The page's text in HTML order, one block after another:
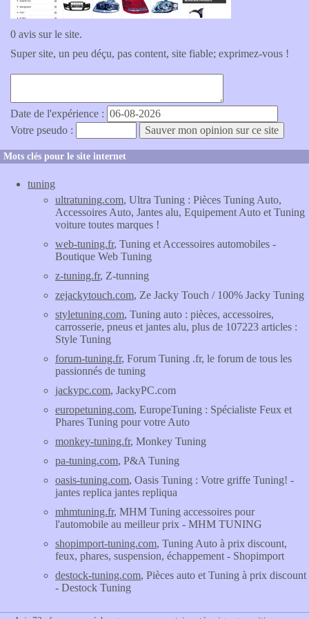
0 avis sur le site.
Super site, un peu déçu, pas content, site fiable; exprimez-vous !
Date de l'expérience :
Votre pseudo :
Mots clés pour le site internet
tuning
ultratuning.com, Ultra Tuning : Pièces Tuning Auto,
Accessoires Auto, Jantes alu, Equipement Auto et Tuning
voiture toutes marques !
web-tuning.fr, Tuning et Accessoires automobiles -
Boutique Web Tuning
z-tuning.fr, Z-tunning
zejackytouch.com, Ze Jacky Touch / 100% Jacky Tuning
styletuning.com, Tuning auto : pièces, accessoires,
carrosserie, pneus et jantes alu, plus de 107223 articles :
Style Tuning
forum-tuning.fr, Forum Tuning .fr, le forum de tous les
passionnés de tuning
jackypc.com, JackyPC.com
europetuning.com, EuropeTuning : Spécialiste Feux et
Phares Tuning pour votre Auto
monkey-tuning.fr, Monkey Tuning
pa-tuning.com, P&A Tuning
oasis-tuning.com, Oasis Tuning : Votre griffe Tuning! -
jantes replica jantes repliqua
mhmtuning.fr, MHM Tuning accessoires pour
l'automobile au meilleur prix - MHM TUNING
shopimport-tuning.com, Tuning Auto à prix discount,
feux, phares, suspension, échappement - Shopimport
destock-tuning.com, Pièces auto et Tuning à prix discount
- Destock Tuning